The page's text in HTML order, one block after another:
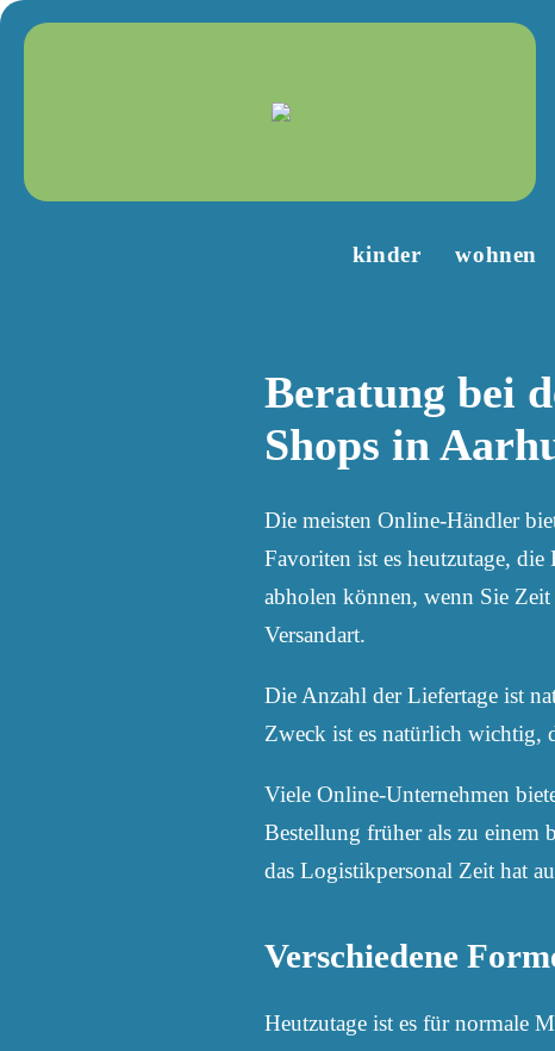
kinder wohnen
Beratung bei
Shops in
Die meisten Online-Händler
Favoriten ist es heutzutage,
abholen können, wenn Sie
Versandart.
Die Anzahl der Liefertage ist
Zweck ist es natürlich wichtig,
Viele Online-Unternehmen
Bestellung früher als zu einem
das Logistikpersonal Zeit hat
Verschiedene
Heutzutage ist es für normale